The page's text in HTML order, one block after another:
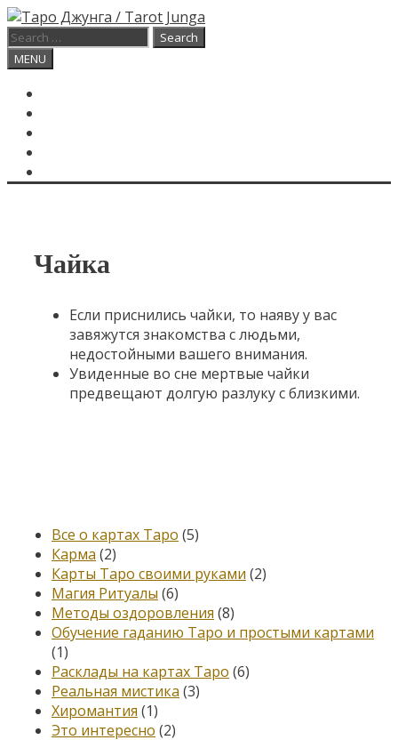
Skip
to
content
Search
for:
Search
MENU
Чайка
Если приснились чайки, то наяву у вас
завяжутся знакомства с людьми,
недостойными вашего внимания.
Увиденные во сне мертвые чайки
предвещают долгую разлуку с близкими.
Все о картах Таро (5)
Карма (2)
Карты Таро своими руками (2)
Магия Ритуалы (6)
Методы оздоровления (8)
Обучение гаданию Таро и простыми картами
(1)
Расклады на картах Таро (6)
Реальная мистика (3)
Хиромантия (1)
Это интересно (2)